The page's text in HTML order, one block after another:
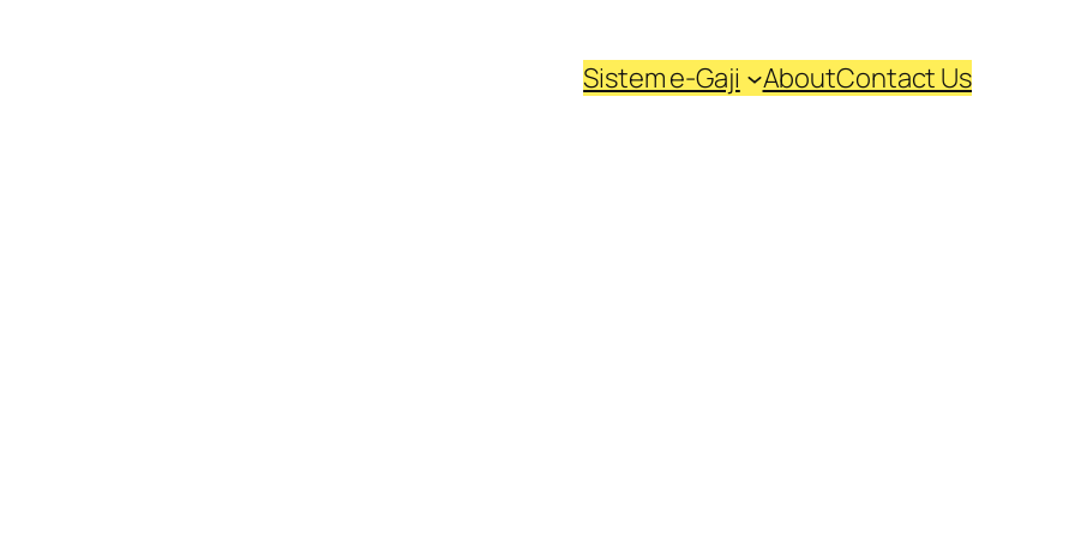
Sistem e-Gaji AboutContact Us